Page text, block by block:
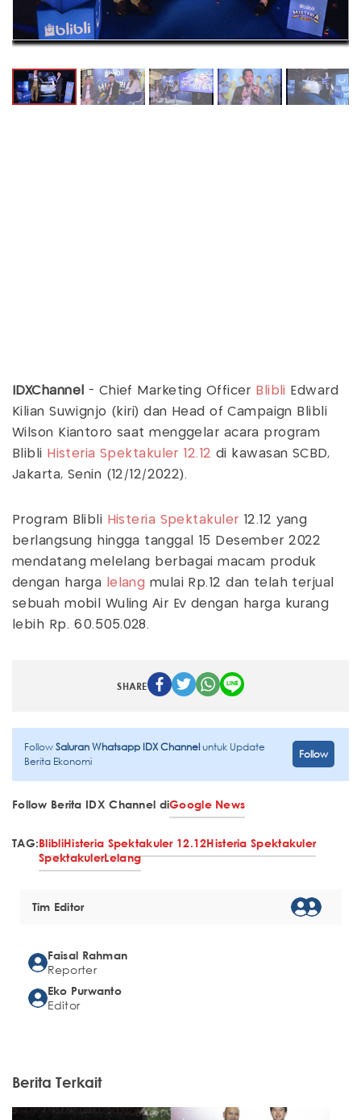
IDXChannel - Chief Marketing Officer Blibli Edward
Kilian Suwignjo (kiri) dan Head of Campaign Blibli
Wilson Kiantoro saat menggelar acara program
Blibli Histeria Spektakuler 12.12 di kawasan SCBD,
Jakarta, Senin (12/12/2022).
Program Blibli Histeria Spektakuler 12.12 yang
berlangsung hingga tanggal 15 Desember 2022
mendatang melelang berbagai macam produk
dengan harga
lelang mulai Rp.12 dan telah terjual
sebuah mobil Wuling Air Ev dengan harga kurang
lebih Rp. 60.505.028.
SHARE
FollowSaluran Whatsapp IDX Channeluntuk Update
Berita Ekonomi
Follow
Follow Berita IDX Channel diGoogle News
TAG:BlibliHisteria Spektakuler 12.12Histeria Spektakuler
SpektakulerLelang
Tim Editor
Faisal Rahman
Reporter
Eko Purwanto
Editor
Berita Terkait